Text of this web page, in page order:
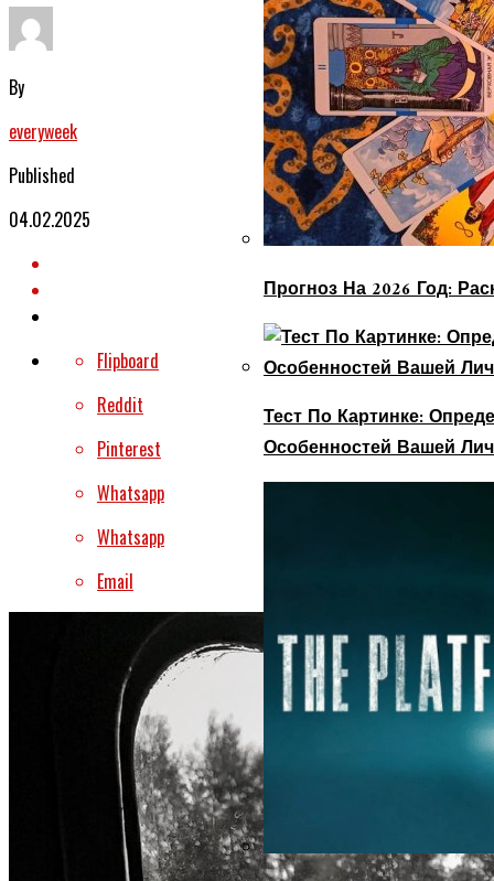
Прогноз На 2026 Год:
Тест По Картинке:
Особенностей Вашей
By
everyweek
Published
04.02.2025
Flipboard
Reddit
Pinterest
Whatsapp
Whatsapp
Email